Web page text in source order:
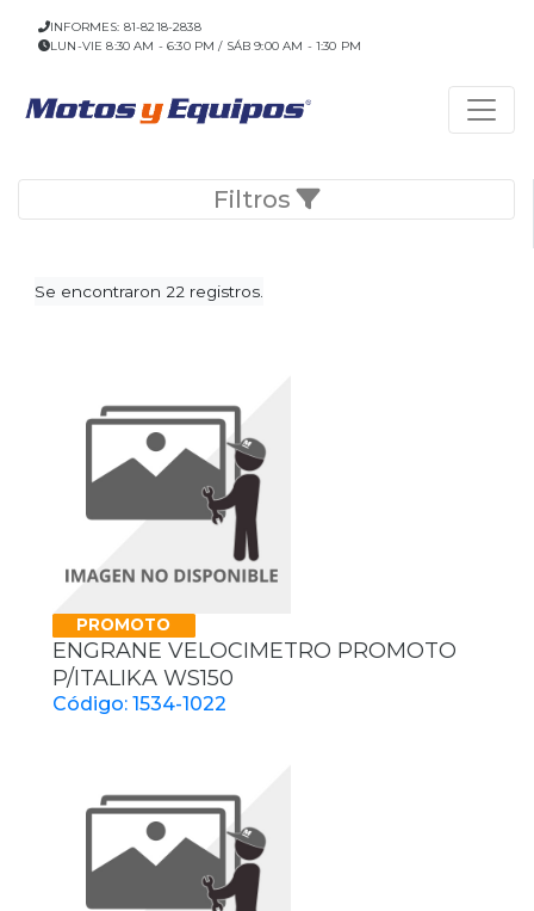
INFORMES: 81-8218-2838
LUN-VIE 8:30 AM - 6:30 PM / SÁB 9:00 AM - 1:30 PM
Filtros
Se encontraron 22 registros.
PROMOTO
ENGRANE VELOCIMETRO PROMOTO
P/ITALIKA WS150
Código: 1534-1022